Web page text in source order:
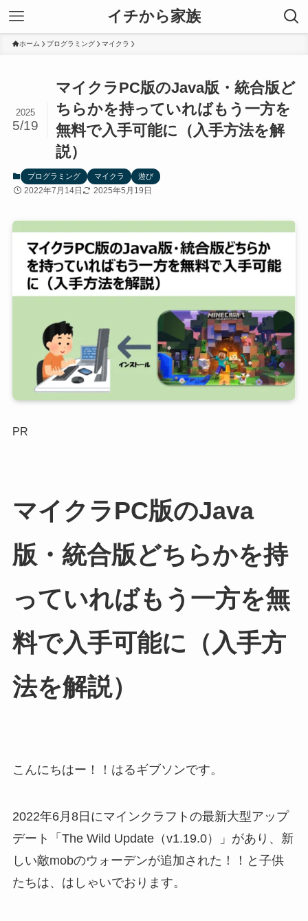
イチから家族
ホーム プログラミング マイクラ
マイクラPC版のJava版・統合版ど
ちらかを持っていればもう一方を
無料で入手可能に（入手方法を解
説）
2025
5/19
プログラミング マイクラ 遊び
2022年7月14日 2025年5月19日
PR
マイクラPC版のJava
版・統合版どちらかを持
っていればもう一方を無
料で入手可能に（入手方
法を解説）
こんにちはー！！はるギブソンです。
2022年6月8日にマインクラフトの最新大型アップ
デート「The Wild Update（v1.19.0）」があり、新
しい敵mobのウォーデンが追加された！！と子供
たちは、はしゃいでおります。